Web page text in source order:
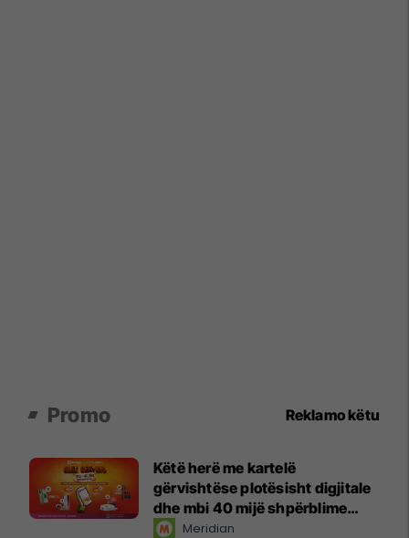
Promo Reklamo këtu
Këtë herë me kartelë
gërvishtëse plotësisht digjitale
dhe mbi 40 mijë shpërblime
instant!Meridian